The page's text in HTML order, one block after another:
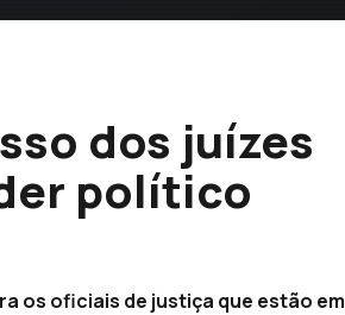
dos juízes
político
os oficiais de justiça que estão em